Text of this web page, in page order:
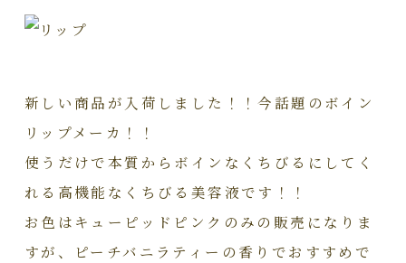
新しい商品が入荷しました！！今話題のボイン
リップメーカ！！
使うだけで本質からボインなくちびるにしてく
れる高機能なくちびる美容液です！！
お色はキューピッドピンクのみの販売になりま
すが、ピーチバニラティーの香りでおすすめで